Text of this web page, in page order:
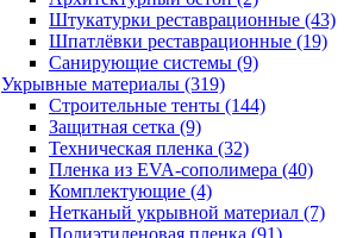
Штукатурки реставрационные (43)
Шпатлёвки реставрационные (19)
Санирующие системы (9)
Укрывные материалы (319)
Строительные тенты (144)
Защитная сетка (9)
Техническая пленка (32)
Пленка из EVA-сополимера (40)
Комплектующие (4)
Нетканый укрывной материал (7)
Полиэтиленовая пленка (91)